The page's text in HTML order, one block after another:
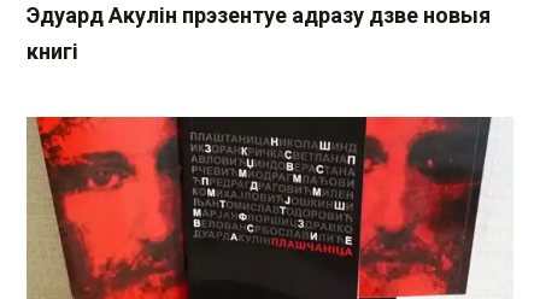
Эдуард Акулін прэзентуе адразу дзве новыя
книгі